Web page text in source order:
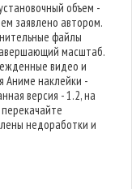
объем -
заявлено автором.
файлы
масштаб.
видео и
Аниме наклейки -
версия - 1.2, на
недоработки и